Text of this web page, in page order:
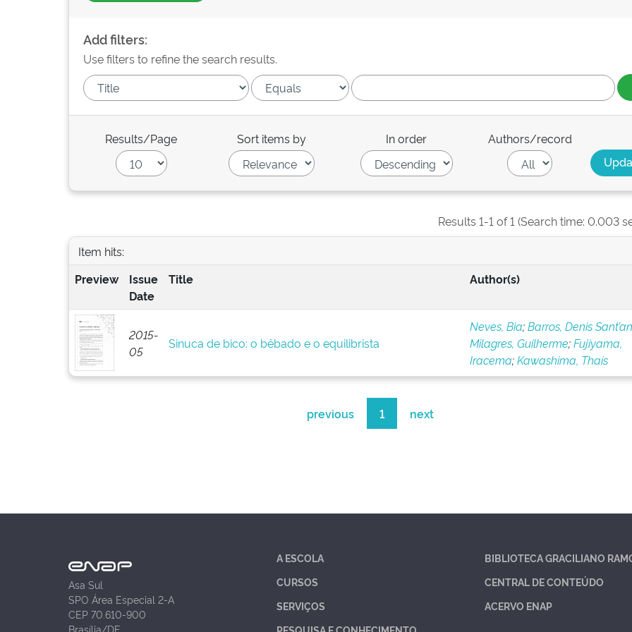
Add filters:
Use filters to refine the search results.
Results/Page Sort items by In order Authors/record
Results 1-1 of 1 (Search time: 0.003
Item hits:
Preview
Issue
Date
Title Author(s)
2015-
05
Sinuca de bico: o bêbado e o equilibrista
Neves, Bia;Barros, Denis
Milagres, Guilherme;Fujiyama,
Iracema;Kawashima, Thaís
previous 1 next
Asa Sul
SPO Área Especial 2-A
CEP 70.610-900
Brasília/DF
A ESCOLA
CURSOS
SERVIÇOS
BIBLIOTECA GRACILIANO
CENTRAL DE CONTEÚDO
ACERVO ENAP